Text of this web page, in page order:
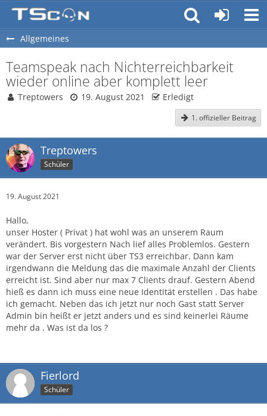
Allgemeines
Teamspeak nach Nichterreichbarkeit
wieder online aber komplett leer
Treptowers 19. August 2021 Erledigt
1. offizieller Beitrag
Treptowers
Schüler
19. August 2021
Hallo,
unser Hoster ( Privat ) hat wohl was an unserem Raum
verändert. Bis vorgestern Nach lief alles Problemlos. Gestern
war der Server erst nicht über TS3 erreichbar. Dann kam
irgendwann die Meldung das die maximale Anzahl der Clients
erreicht ist. Sind aber nur max 7 Clients drauf. Gestern Abend
hieß es dann ich muss eine neue Identität erstellen . Das habe
ich gemacht. Neben das ich jetzt nur noch Gast statt Server
Admin bin heißt er jetzt anders und es sind keinerlei Räume
mehr da . Was ist da los ?
Fierlord
Schüler